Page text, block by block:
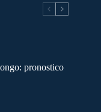
pronostico